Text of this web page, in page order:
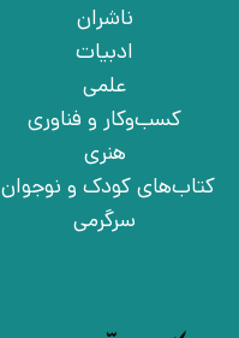
ناشران
ادبیات
علمی
کسب‌وکار و فناوری
هنری
کتاب‌های کودک و نوجوان
سرگرمی